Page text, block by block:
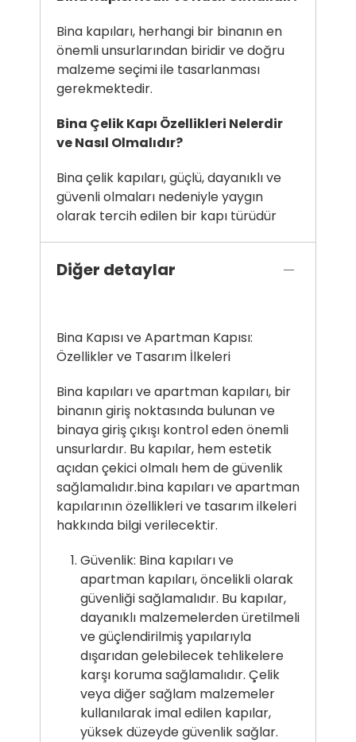
Bina kapıları, herhangi bir binanın en
önemli unsurlarından biridir ve doğru
malzeme seçimi ile tasarlanması
gerekmektedir.
Bina Çelik Kapı Özellikleri Nelerdir
ve Nasıl Olmalıdır?
Bina çelik kapıları, güçlü, dayanıklı ve
güvenli olmaları nedeniyle yaygın
olarak tercih edilen bir kapı türüdür
Diğer detaylar
Bina Kapısı ve Apartman Kapısı:
Özellikler ve Tasarım İlkeleri
Bina kapıları ve apartman kapıları, bir
binanın giriş noktasında bulunan ve
binaya giriş çıkışı kontrol eden önemli
unsurlardır. Bu kapılar, hem estetik
açıdan çekici olmalı hem de güvenlik
sağlamalıdır.bina kapıları ve apartman
kapılarının özellikleri ve tasarım ilkeleri
hakkında bilgi verilecektir.
Güvenlik: Bina kapıları ve
apartman kapıları, öncelikli olarak
güvenliği sağlamalıdır. Bu kapılar,
dayanıklı malzemelerden üretilmeli
ve güçlendirilmiş yapılarıyla
dışarıdan gelebilecek tehlikelere
karşı koruma sağlamalıdır. Çelik
veya diğer sağlam malzemeler
kullanılarak imal edilen kapılar,
yüksek düzeyde güvenlik sağlar.